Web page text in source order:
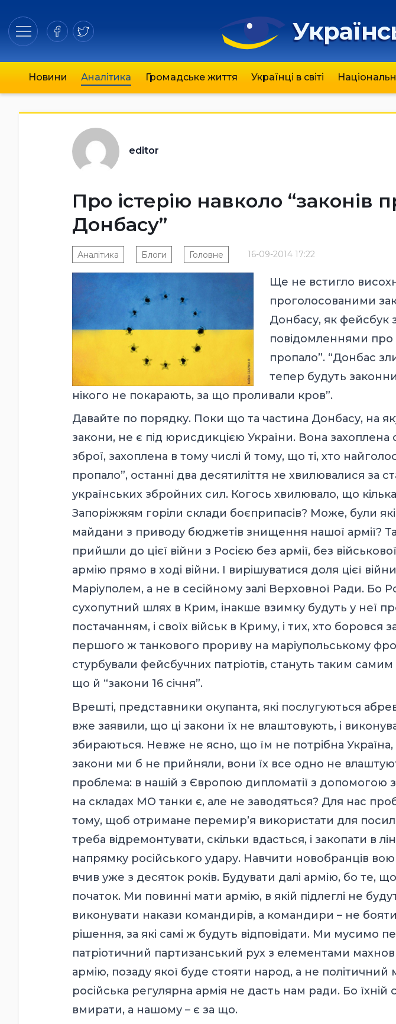
Новини Аналітика Громадське життя Українці в світі
editor
Про істерію навколо “законів
Донбасу”
16-09-2014 17:22
Аналітика Блоги Головне
Ще не встигло
проголосованими
Донбасу, як фейсбук
повідомленнями про
пропало”. “Донбас
тепер будуть
нікого не покарають, за що проливали кров”.
Давайте по порядку. Поки що та частина Донбасу, на
закони, не є під юрисдикцією України. Вона захоплена
зброї, захоплена в тому числі й тому, що ті, хто
пропало”, останні два десятиліття не хвилювалися за
українських збройних сил. Когось хвилювало, що
Запоріжжям горіли склади боєприпасів? Може, були
майдани з приводу бюджетів знищення нашої армії?
прийшли до цієї війни з Росією без армії, без
армію прямо в ході війни. І вирішуватися доля цієї
Маріуполем, а не в сесійному залі Верховної Ради. Бо
сухопутний шлях в Крим, інакше взимку будуть у неї
постачанням, і своїх військ в Криму, і тих, хто боровся
першого ж танкового прориву на маріупольському
стурбували фейсбучних патріотів, стануть таким самим
що й “закони 16 січня”.
Врешті, представники окупанта, які послугуються
вже заявили, що ці закони їх не влаштовують, і
збираються. Невже не ясно, що їм не потрібна Україна,
закони ми б не прийняли, вони їх все одно не
проблема: в нашій з Європою дипломатії з допомогою
на складах МО танки є, але не заводяться? Для нас
тому, щоб отримане перемир’я використати для
треба відремонтувати, скільки вдасться, і закопати в
напрямку російського удару. Навчити новобранців
вчив уже з десяток років. Будувати далі армію, бо те,
початок. Ми повинні мати армію, в якій підлеглі не
виконувати накази командирів, а командири – не
рішення, за які самі ж будуть відповідати. Ми мусимо
патріотичний партизанський рух з елементами
армію, позаду якої буде стояти народ, а не політичний
російська регулярна армія не дасть нам ради. Бо
вмирати, а нашому – є за що.